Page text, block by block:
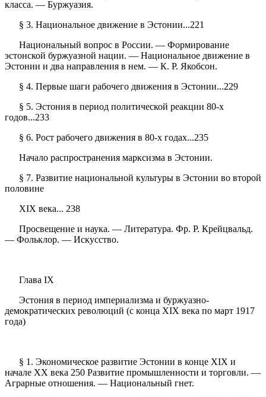
класса. — Буржуазия.
§ 3. Национальное движение в Эстонии...221
Национальный вопрос в России. — Формирование
эстонской буржуазной нации. — Национальное движение в
Эстонии и два направления в нем. — К. Р. Якобсон.
§ 4. Первые шаги рабочего движения в Эстонии...229
§ 5. Эстония в период политической реакции 80-х
годов...233
§ 6. Рост рабочего движения в 80-х годах...235
Начало распространения марксизма в Эстонии.
§ 7. Развитие национальной культуры в Эстонии во второй
половине
XIX века... 238
Просвещение и наука. — Литература. Фр. Р. Крейцвальд.
— Фольклор. — Искусство.
Глава IX
Эстония в период империализма и буржуазно-
демократических революций (с конца XIX века по март 1917
года)
§ 1. Экономическое развитие Эстонии в конце XIX и
начале XX века 250 Развитие промышленности и торговли. —
Аграрные отношения. — Национальный гнет.